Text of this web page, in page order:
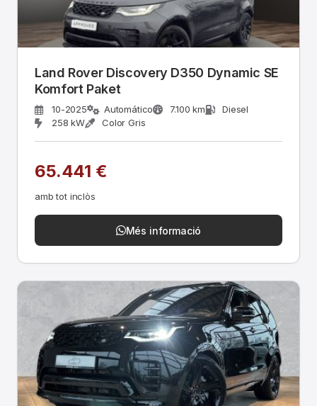
Land Rover Discovery D350 Dynamic SE
Komfort Paket
10-2025 Automático 7.100 km
Diesel
258 kW
Color Gris
65.441 €
amb tot inclòs
Més informació